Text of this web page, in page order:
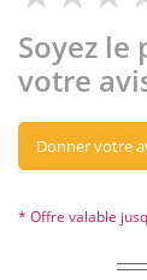
Soyez
votre
Donner votre
* Offre valable